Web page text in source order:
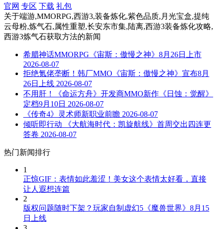
官网 专区 下载 礼包
关于端游,MMORPG,西游3,装备炼化,紫色品质,月光宝盒,提纯
云母粉,炼气石,属性重塑,长安东市集,陆离,西游3装备炼化攻略,
西游3炼气石获取方法的新闻
希腊神话MMORPG《宙斯：傲慢之神》8月26日上市
2026-08-07
拒绝氪佬垄断！韩厂MMO《宙斯：傲慢之神》宣布8月
26日上线 2026-08-07
不用肝！《命运方舟》开发商MMO新作《日蚀：觉醒》
定档9月10日 2026-08-07
《传奇4》灵术师新职业前瞻 2026-08-07
倾听即行动 《大航海时代：凯旋航线》首周交出四连更
答卷 2026-08-07
热门新闻排行
1
正惊GIF：表情如此羞涩！美女这个表情太好看，直接
让人遐想连篇
2
版权问题随时下架？玩家自制虚幻5《魔兽世界》8月15
日上线